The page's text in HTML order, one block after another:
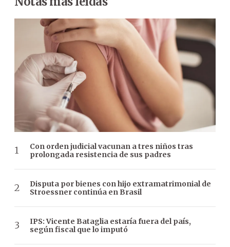
Con orden judicial vacunan a tres niños tras
prolongada resistencia de sus padres
Disputa por bienes con hijo extramatrimonial de
Stroessner continúa en Brasil
IPS: Vicente Bataglia estaría fuera del país,
según fiscal que lo imputó